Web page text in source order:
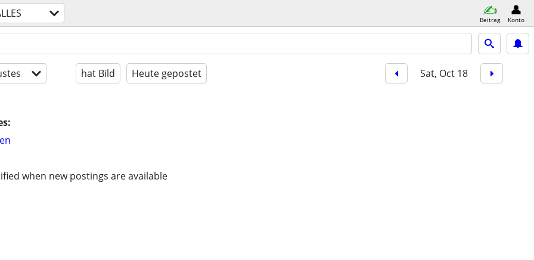
Beitrag Konto
hat Bild Heute gepostet Sat, Oct 18
when new postings are available